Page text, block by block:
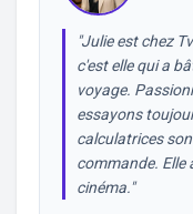
"Julie est chez
c'est elle qui a
voyage.
essayons
calculatrices
commande. Elle
cinéma."